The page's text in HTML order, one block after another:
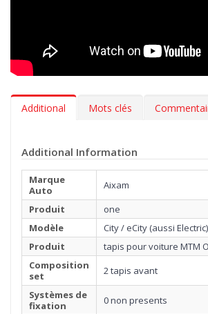
sont des exemples demonstratifs de qualité.
Additional Mots clés
Additional Information
Marque
Auto
Aixam
Produit
one
Modèle
City / eCity (aussi
Produit
tapis pour voiture MTM
Composition
set
2 tapis avant
Systèmes de
fixation
0 non presents